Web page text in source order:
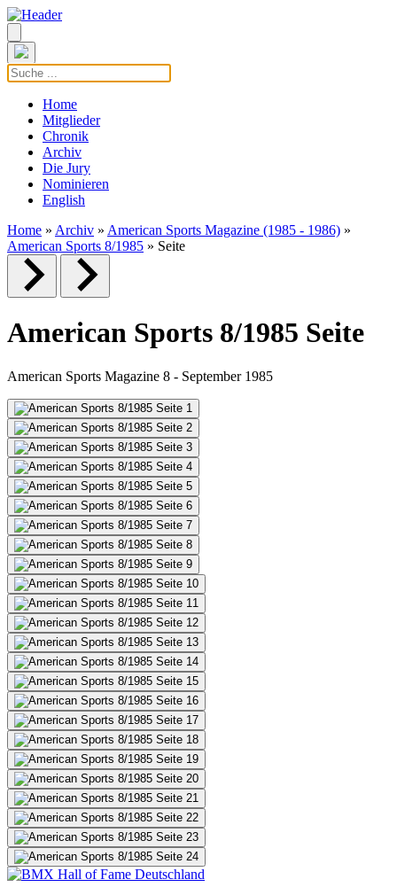
Home
Mitglieder
Chronik
Archiv
Die Jury
Nominieren
English
Home » Archiv » American Sports Magazine (1985 - 1986) »
American Sports 8/1985 » Seite
American Sports 8/1985 Seite
American Sports Magazine 8 - September 1985